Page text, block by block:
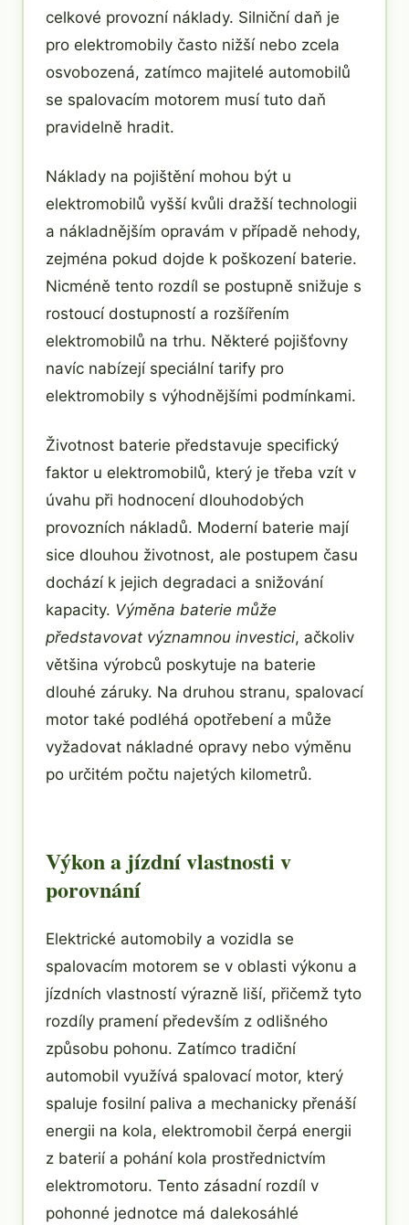
celkové provozní náklady. Silniční daň je
pro elektromobily často nižší nebo zcela
osvobozená, zatímco majitelé automobilů
se spalovacím motorem musí tuto daň
pravidelně hradit.
Náklady na pojištění mohou být u
elektromobilů vyšší kvůli dražší technologii
a nákladnějším opravám v případě nehody,
zejména pokud dojde k poškození baterie.
Nicméně tento rozdíl se postupně snižuje s
rostoucí dostupností a rozšířením
elektromobilů na trhu. Některé pojišťovny
navíc nabízejí speciální tarify pro
elektromobily s výhodnějšími podmínkami.
Životnost baterie představuje specifický
faktor u elektromobilů, který je třeba vzít v
úvahu při hodnocení dlouhodobých
provozních nákladů. Moderní baterie mají
sice dlouhou životnost, ale postupem času
dochází k jejich degradaci a snižování
kapacity. Výměna baterie může
představovat významnou investici, ačkoliv
většina výrobců poskytuje na baterie
dlouhé záruky. Na druhou stranu, spalovací
motor také podléhá opotřebení a může
vyžadovat nákladné opravy nebo výměnu
po určitém počtu najetých kilometrů.
Výkon a jízdní vlastnosti v
porovnání
Elektrické automobily a vozidla se
spalovacím motorem se v oblasti výkonu a
jízdních vlastností výrazně liší, přičemž tyto
rozdíly pramení především z odlišného
způsobu pohonu. Zatímco tradiční
automobil využívá spalovací motor, který
spaluje fosilní paliva a mechanicky přenáší
energii na kola, elektromobil čerpá energii
z baterií a pohání kola prostřednictvím
elektromotoru. Tento zásadní rozdíl v
pohonné jednotce má dalekosáhlé